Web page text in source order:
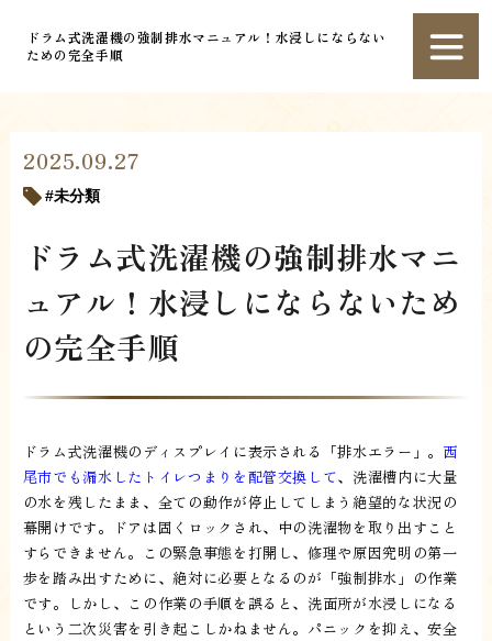
ドラム式洗濯機の強制排水マニュアル！水浸しにならない
ための完全手順
2025.09.27
未分類
ドラム式洗濯機の強制排水マニ
ュアル！水浸しにならないため
の完全手順
ドラム式洗濯機のディスプレイに表示される「排水エラー」。 西
尾市でも漏水したトイレつまりを配管交換して、洗濯槽内に大量
の水を残したまま、全ての動作が停止してしまう絶望的な状況の
幕開けです。ドアは固くロックされ、中の洗濯物を取り出すこと
すらできません。この緊急事態を打開し、修理や原因究明の第一
歩を踏み出すために、絶対に必要となるのが「強制排水」の作業
です。しかし、この作業の手順を誤ると、洗面所が水浸しになる
という二次災害を引き起こしかねません。パニックを抑え、安全